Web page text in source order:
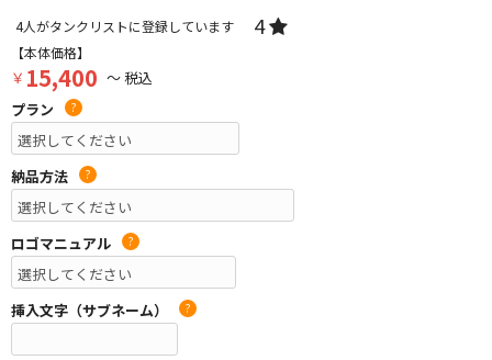
4人がタンクリストに登録しています 4
【本体価格】
￥ 15,400 ～ 税込
プラン
?
納品方法 ?
ロゴマニュアル ?
挿入文字（サブネーム） ?